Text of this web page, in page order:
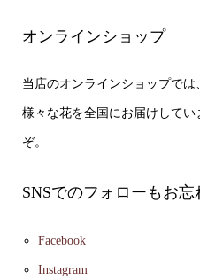
オンラインショップ
当店のオンラインショップで
様々な花を全国にお届けしてい
ぞ。
SNSでのフォローもお忘
Facebook
Instagram